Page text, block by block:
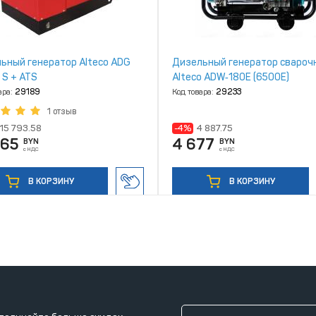
генератор Alteco ADG
+ ATS
29189
1 отзыв
15 793.58
BYN
с НДС
В КОРЗИНУ
Дизельный генератор
Alteco ADW‑180E (6500Е)
Код товара: 29233
-4% 4 887.75
4 677 BYN
с НДС
В КОРЗИНУ